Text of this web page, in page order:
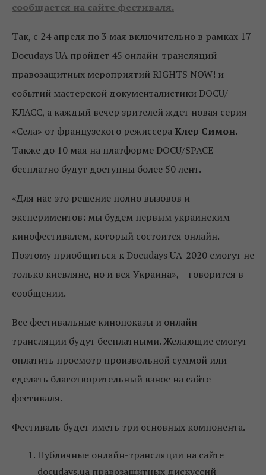
сообщается на сайте фестиваля.
Так, с 24 апреля по 3 мая включительно в рамках 17
Docudays UA пройдет 45 онлайн-трансляций
правозащитных мероприятий RIGHTS NOW! и
событий мастерской документалистики DOCU/
КЛАСС, а каждый вечер зрителей ждет новая серия
«Села» от французского режиссера Клер Симон.
Также до 10 мая на платформе DOCU/SPACE
бесплатно будут доступны более 50 лент.
«Для нас это решение полно вызовов и
экспериментов: мы будем первым украинским
кинофестивалем, который состоится онлайн.
Поэтому приобщиться к Docudays UA-2020 смогут не
только киевляне, но и вся Украина», – говорится в
сообщении.
Все фестивальные кинопоказы и онлайн-
трансляции будут бесплатными. Желающие смогут
оплатить просмотр произвольной суммой или
сделать благотворительный взнос на сайте
фестиваля.
Фестиваль будет иметь три основных компонента.
Публичные онлайн-трансляции на сайте
docudays.ua правозащитных дискуссий